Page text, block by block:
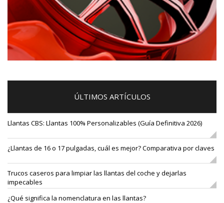
ÚLTIMOS ARTÍCULOS
Llantas CBS: Llantas 100% Personalizables (Guía Definitiva 2026)
¿Llantas de 16 o 17 pulgadas, cuál es mejor? Comparativa por claves
Trucos caseros para limpiar las llantas del coche y dejarlas
impecables
¿Qué significa la nomenclatura en las llantas?